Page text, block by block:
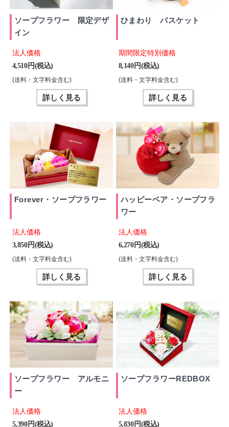
ソープフラワー 限定デザ
イン
法人価格
4,510 円(税込)
(送料・文字料金含む)
詳しく見る
ひまわり バスケット
期間限定特別価格
8,140 円(税込)
(送料・文字料金含む)
詳しく見る
Forever・ソープフラワー
法人価格
3,850 円(税込)
(送料・文字料金含む)
詳しく見る
ハッピーベア・ソープフラ
ワー
法人価格
6,270 円(税込)
(送料・文字料金含む)
詳しく見る
ソープフラワー アルモニ
ー
法人価格
5,390 円(税込)
ソープフラワーREDBOX
法人価格
5,830 円(税込)